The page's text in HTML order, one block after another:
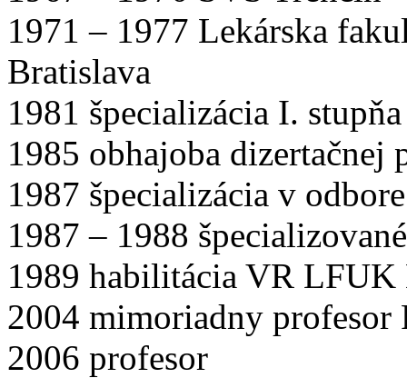
1971 – 1977 Lekárska
Bratislava
1981 špecializácia I.
1985 obhajoba dizertačnej
1987 špecializácia v
1987 – 1988
1989 habilitácia VR LFUK
2004 mimoriadny
2006 profesor